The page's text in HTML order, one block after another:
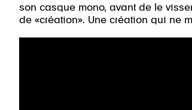
son casque mono, avant de le
de «création». Une création qui ne